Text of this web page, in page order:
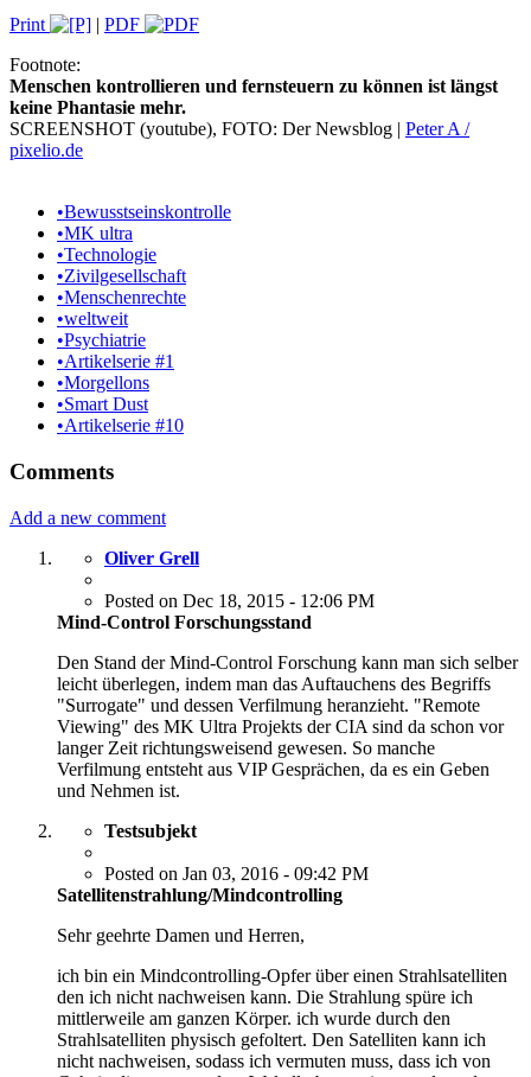
Print
| PDF
Footnote:
Menschen kontrollieren und fernsteuern zu können ist längst
keine Phantasie mehr.
SCREENSHOT (youtube), FOTO: Der Newsblog | Peter A /
pixelio.de
•Bewusstseinskontrolle
•MK ultra
•Technologie
•Zivilgesellschaft
•Menschenrechte
•weltweit
•Psychiatrie
•Artikelserie #1
•Morgellons
•Smart Dust
•Artikelserie #10
Comments
Add a new comment
Oliver Grell
Posted on Dec 18, 2015 - 12:06 PM
Mind-Control Forschungsstand
Den Stand der Mind-Control Forschung kann man sich selber
leicht überlegen, indem man das Auftauchens des Begriffs
"Surrogate" und dessen Verfilmung heranzieht. "Remote
Viewing" des MK Ultra Projekts der CIA sind da schon vor
langer Zeit richtungsweisend gewesen. So manche
Verfilmung entsteht aus VIP Gesprächen, da es ein Geben
und Nehmen ist.
Testsubjekt
Posted on Jan 03, 2016 - 09:42 PM
Satellitenstrahlung/Mindcontrolling
Sehr geehrte Damen und Herren,
ich bin ein Mindcontrolling-Opfer über einen Strahlsatelliten
den ich nicht nachweisen kann. Die Strahlung spüre ich
mittlerweile am ganzen Körper. ich wurde durch den
Strahlsatelliten physisch gefoltert. Den Satelliten kann ich
nicht nachweisen, sodass ich vermuten muss, dass ich von